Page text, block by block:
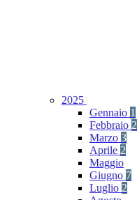
2025
Gennaio 1
Febbraio 2
Marzo 3
Aprile 2
Maggio
Giugno 7
Luglio 2